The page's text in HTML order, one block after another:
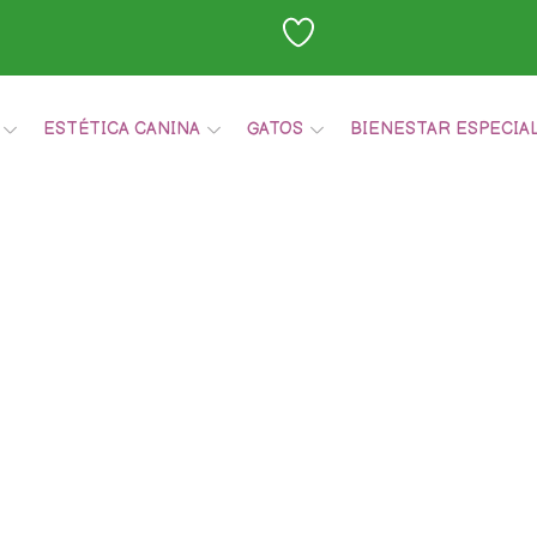
ESTÉTICA CANINA GATOS BIENESTAR